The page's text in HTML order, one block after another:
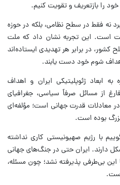
خود را بازتعریف و تقویت کنیم.
نه فقط در سطح نظامی، بلکه در حوزه
است. این تجربه نشان داد که ملت
کشور، در برابر هر تهدیدی ایستاده‌اند
شوم خود دست یابند.
ابعاد ژئوپلیتیکی ایران و اهداف
از مسائل صرفاً سیاسی، جغرافیای
معادلات قدرت جهانی است؛ مؤلفه‌ای
بوده است.
با رژیم صهیونیستی کاری نداشته
دارند. ایران حتی در جنگ‌های جهانی
این بی‌طرفی پذیرفته نشد؛ چون مسئله،